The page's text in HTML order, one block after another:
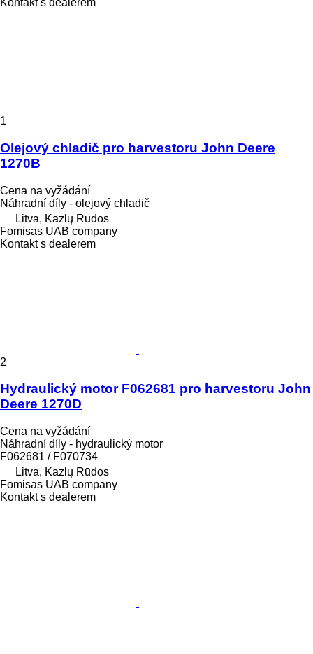
Kontakt s dealerem
1
Olejový chladič pro harvestoru John Deere
1270B
Cena na vyžádání
Náhradní díly - olejový chladič
Litva, Kazlų Rūdos
Fomisas UAB company
Kontakt s dealerem
2
Hydraulický motor F062681 pro harvestoru John
Deere 1270D
Cena na vyžádání
Náhradní díly - hydraulický motor
F062681 / F070734
Litva, Kazlų Rūdos
Fomisas UAB company
Kontakt s dealerem